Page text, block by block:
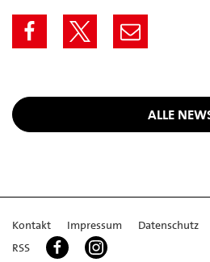
ALLE
Kontakt Impressum Datenschutz
RSS